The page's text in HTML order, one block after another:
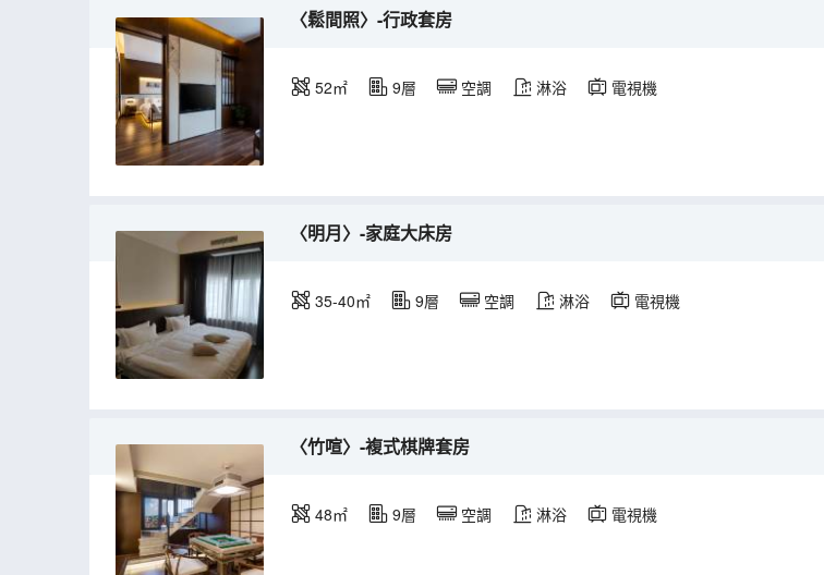
〈鬆間照〉-行政套房
52㎡ 9層 空調 淋浴 電視機
〈明月〉-家庭大床房
35-40㎡ 9層 空調 淋浴 電視機
〈竹喧〉-複式棋牌套房
48㎡ 9層 空調 淋浴 電視機